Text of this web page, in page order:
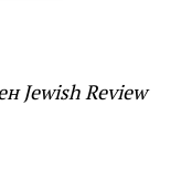
Jewish Review